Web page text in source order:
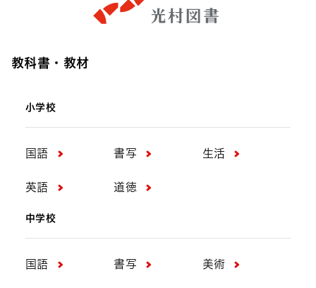
教科書・教材
小学校
国語 書写 生活
英語 道徳
中学校
国語 書写 美術